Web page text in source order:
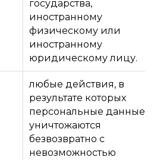
государства,
иностранному
физическому или
иностранному
юридическому лицу.
любые действия, в
результате которых
персональные данные
уничтожаются
безвозвратно с
невозможностью